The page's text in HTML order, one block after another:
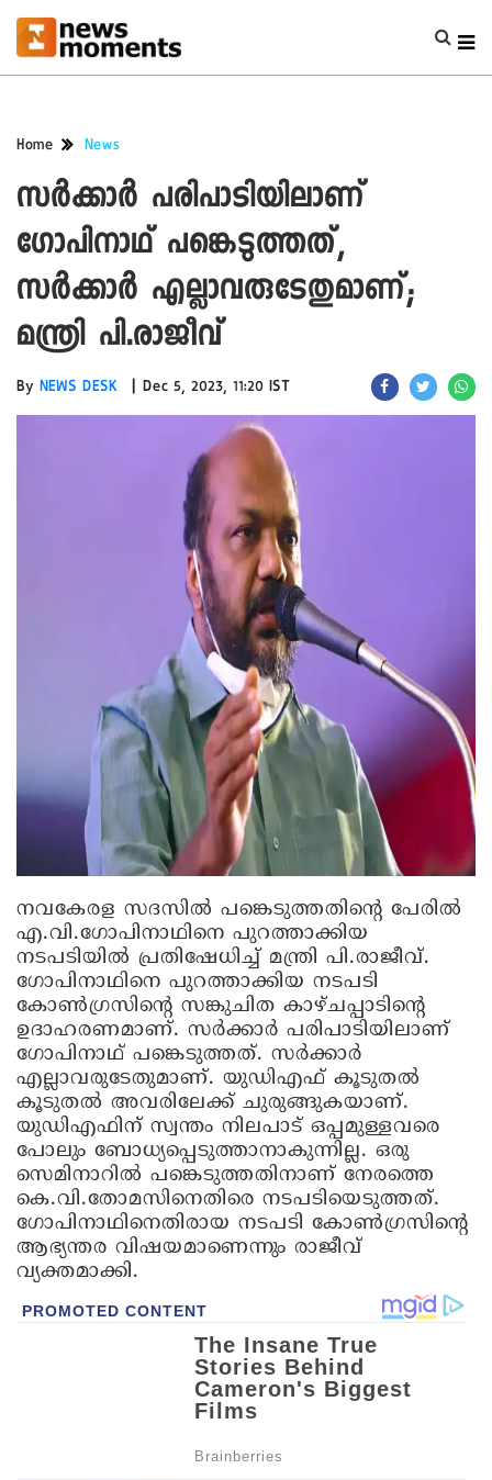
Home News
സർക്കാർ പരിപാടിയിലാണ്
ഗോപിനാഥ് പങ്കെടുത്തത്,
സർക്കാർ എല്ലാവരുടേതുമാണ്;
മന്ത്രി പി.രാജീവ്
By NEWS DESK | Dec 5, 2023, 11:20 IST
നവകേരള സദസിൽ പങ്കെടുത്തതിന്റെ പേരിൽ
എ.വി.ഗോപിനാഥിനെ പുറത്താക്കിയ
നടപടിയിൽ പ്രതിഷേധിച്ച് മന്ത്രി പി.രാജീവ്.
ഗോപിനാഥിനെ പുറത്താക്കിയ നടപടി
കോൺഗ്രസിന്റെ സങ്കുചിത കാഴ്ചപ്പാടിന്റെ
ഉദാഹരണമാണ്. സർക്കാർ പരിപാടിയിലാണ്
ഗോപിനാഥ് പങ്കെടുത്തത്. സർക്കാർ
എല്ലാവരുടേതുമാണ്. യുഡിഎഫ് കൂടുതൽ
കൂടുതൽ അവരിലേക്ക് ചുരുങ്ങുകയാണ്.
യുഡിഎഫിന് സ്വന്തം നിലപാട് ഒപ്പമുള്ളവരെ
പോലും ബോധ്യപ്പെടുത്താനാകുന്നില്ല. ഒരു
സെമിനാറിൽ പങ്കെടുത്തതിനാണ് നേരത്തെ
കെ.വി.തോമസിനെതിരെ നടപടിയെടുത്തത്.
ഗോപിനാഥിനെതിരായ നടപടി കോൺഗ്രസിന്റെ
ആഭ്യന്തര വിഷയമാണെന്നും രാജീവ്
വ്യക്തമാക്കി.